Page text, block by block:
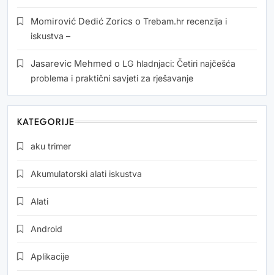
Momirović Dedić Zorics o Trebam.hr recenzija i
iskustva –
Jasarevic Mehmed o LG hladnjaci: Četiri najčešća
problema i praktični savjeti za rješavanje
KATEGORIJE
aku trimer
Akumulatorski alati iskustva
Alati
Android
Aplikacije